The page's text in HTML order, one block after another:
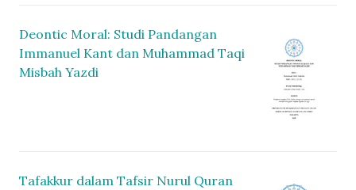
Deontic Moral: Studi Pandangan
Immanuel Kant dan Muhammad Taqi
Misbah Yazdi
Tafakkur dalam Tafsir Nurul Quran